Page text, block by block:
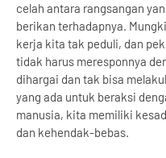
celah antara rangsangan
berikan terhadapnya.
kerja kita tak peduli, dan
tidak harus meresponnya
dihargai dan tak bisa
yang ada untuk beraksi
manusia, kita memiliki
dan kehendak-bebas.